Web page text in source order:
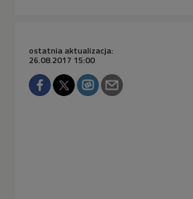
ostatnia aktualizacja:
26.08.2017 15:00